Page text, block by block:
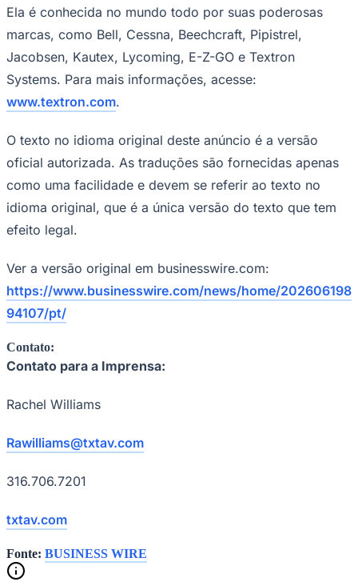
Vasco
Ela é conhecida no mundo todo por suas poderosas
marcas, como Bell, Cessna, Beechcraft, Pipistrel,
Jacobsen, Kautex, Lycoming, E-Z-GO e Textron
Systems. Para mais informações, acesse:
www.textron.com.
O texto no idioma original deste anúncio é a versão
oficial autorizada. As traduções são fornecidas apenas
como uma facilidade e devem se referir ao texto no
idioma original, que é a única versão do texto que tem
efeito legal.
Ver a versão original em businesswire.com:
https://www.businesswire.com/news/home/202606198
94107/pt/
Contato:
Contato para a Imprensa:
Rachel Williams
Rawilliams@txtav.com
316.706.7201
txtav.com
Fonte: BUSINESS WIRE